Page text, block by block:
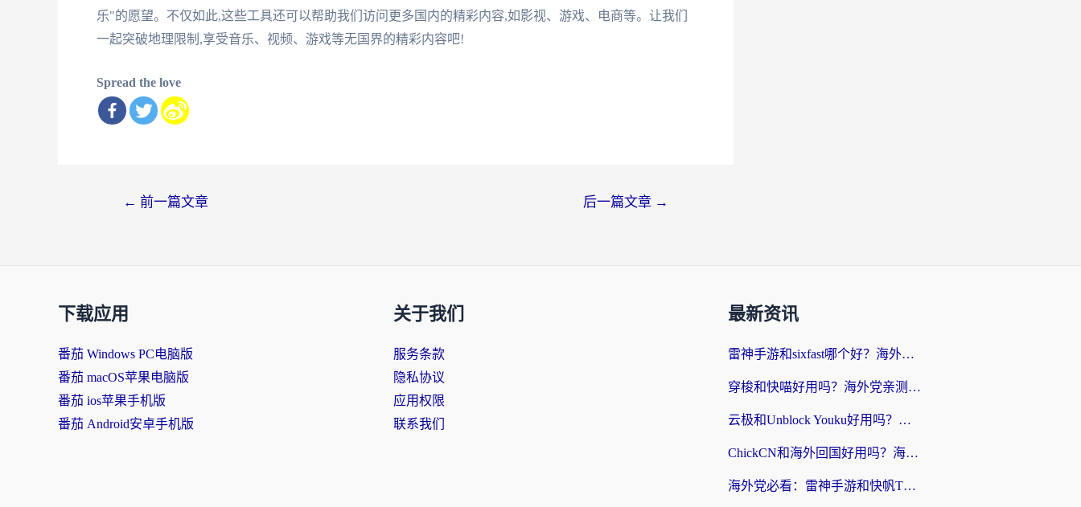
乐"的愿望。不仅如此,这些工具还可以帮助我们访问更多国内的精彩内容,如影视、游戏、电商等。让我们
一起突破地理限制,享受音乐、视频、游戏等无国界的精彩内容吧!
Spread the love
← 前一篇文章 后一篇文章 →
下载应用
番茄 Windows PC电脑版
番茄 macOS苹果电脑版
番茄 ios苹果手机版
番茄 Android安卓手机版
关于我们
服务条款
隐私协议
应用权限
联系我们
最新资讯
雷神手游和sixfast哪个好？海外党亲测3款回国加速器，教你选对不踩坑
穿梭和快喵好用吗？海外党亲测：小众加速器对比+番茄加速器深度体验
云极和Unblock Youku好用吗？海外党亲测+2026回国加速器避坑指南
ChickCN和海外回国好用吗？海外党2026亲测：从手游到影音，选对加速器的3个关键
海外党必看：雷神手游和快帆TV版好用吗？3步选对回国加速器不踩坑